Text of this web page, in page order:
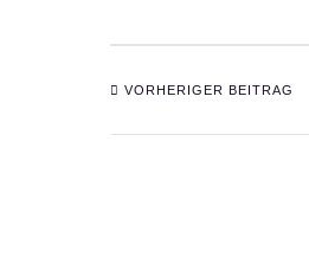
VORHERIGER BEITRAG